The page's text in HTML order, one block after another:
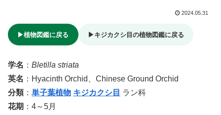
2024.05.31
▶植物図鑑に戻る ▶キジカクシ目の植物図鑑に戻る
学名 ： Bletilla striata
英名 ：Hyacinth Orchid、Chinese Ground Orchid
分類： 単子葉植物 キジカクシ目 ラン科
花期 ：4～5月